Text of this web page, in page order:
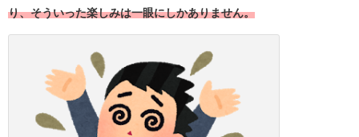
り、そういった楽しみは一眼にしかありません。